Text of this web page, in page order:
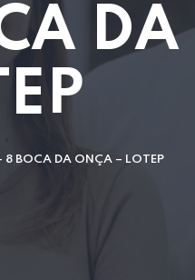
8 BOCA DA ONÇA – LOTEP